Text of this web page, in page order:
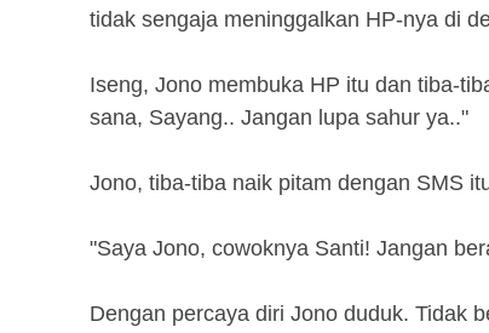
tidak sengaja meninggalkan HP-nya di
Iseng, Jono membuka HP itu dan tiba-
sana, Sayang.. Jangan lupa sahur ya.."
Jono, tiba-tiba naik pitam dengan SMS
"Saya Jono, cowoknya Santi! Jangan
Dengan percaya diri Jono duduk. Tidak